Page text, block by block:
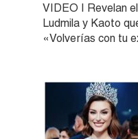
VIDEO | Revelan
Ludmila y Kaoto
«Volverías con tu